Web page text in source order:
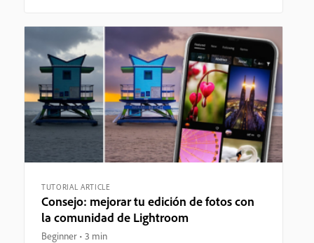
TUTORIAL ARTICLE
Consejo: mejorar tu edición de fotos con
la comunidad de Lightroom
Beginner 3 min